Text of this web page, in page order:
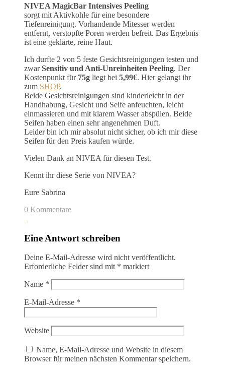
NIVEA MagicBar Intensives Peeling
sorgt mit Aktivkohle für eine besondere
Tiefenreinigung. Vorhandende Mitesser werden
entfernt, verstopfte Poren werden befreit. Das Ergebnis
ist eine geklärte, reine Haut.
Ich durfte 2 von 5 feste Gesichtsreinigungen testen und
zwarSensitiv und Anti-Unreinheiten Peeling. Der
Kostenpunkt für 75g liegt bei 5,99€. Hier gelangt ihr
zum SHOP.
Beide Gesichtsreinigungen sind kinderleicht in der
Handhabung, Gesicht und Seife anfeuchten, leicht
einmassieren und mit klarem Wasser abspülen. Beide
Seifen haben einen sehr angenehmen Duft.
Leider bin ich mir absolut nicht sicher, ob ich mir diese
Seifen für den Preis kaufen würde.
Vielen Dank an NIVEA für diesen Test.
Kennt ihr diese Serie von NIVEA?
Eure Sabrina
0 Kommentare
Eine Antwort schreiben
Deine E-Mail-Adresse wird nicht veröffentlicht.
Erforderliche Felder sind mit * markiert
Name *
E-Mail-Adresse *
Website
Name, E-Mail-Adresse und Website in diesem
Browser für meinen nächsten Kommentar speichern.